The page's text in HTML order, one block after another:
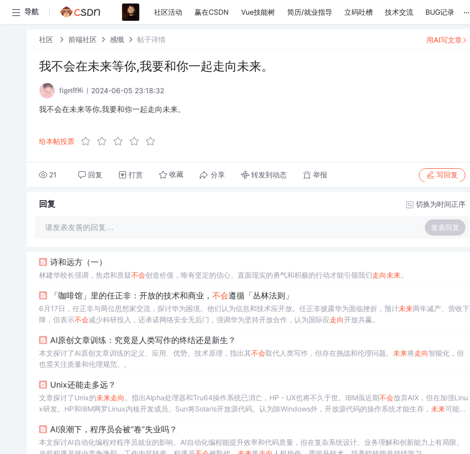
导航 社区活动 赢在CSDN Vue技能树 简历/就业指导 立码吐槽 技术交流 BUG记录 ...
社区 前端社区 感慨 帖子详情
我不会在未来等你,我要和你一起走向未来。
figet896 2024-06-05 23:18:32
我不会在未来等你,我要和你一起走向未来。
给本帖投票
21 回复 打赏 收藏 分享 转发到动态 举报 写回复
用AI写文章
回复 切换为时间正序
请发表友善的回复… 发表回复
诗和远方（一）
林建华校长强调，焦虑和质疑不会创造价值，唯有坚定的信心、直面现实的勇气和积极的行动才能引领我们走向未来。
「咖啡馆」里的任正非：开放的技术和商业， 不会遵循「丛林法则」
6月17日，任正非与两位思想家交流，探讨华为困境。他们认为信息和技术应开放。任正非披露华为面临挫折，预计未来两年减产、营收下
降，但表示不会减少科研投入，还承诺网络安全无后门，强调华为坚持开放合作，认为国际应走向开放共赢。
AI原创文章训练：究竟是人类写作的终结还是新生？
本文探讨了AI原创文章训练的定义、应用、优势、技术原理，指出其不会取代人类写作，但存在挑战和伦理问题。 未来将走向智能化，但
也需关注质量和伦理规范。,
Unix还能走多远？
文章探讨了Unix的未来走向 。指出Alpha处理器和Tru64操作系统已消亡，HP - UX也将不久于世。IBM虽近期不会放弃AIX，但在加强Linu
x研发。HP和IBM网罗Linux内核开发成员。Sun将Solaris开放源代码。认为除Windows外，开放源代码的操作系统才能生存， 未来可能只
AI浪潮下，程序员会被“卷”失业吗？
本文探讨AI自动化编程对程序员就业的影响。AI自动化编程能提升效率和代码质量，但在复杂系统设计、业务理解和创新能力上有局限。